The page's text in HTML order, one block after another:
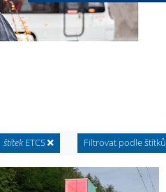
štítek ETCS Filtrovat podle štítků